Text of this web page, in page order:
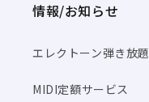
情報/お知らせ
エレクトーン弾き放題
MIDI定額サービス